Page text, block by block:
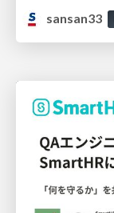
sansan33